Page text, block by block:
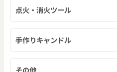
点火・消火ツール
手作りキャンドル
その他